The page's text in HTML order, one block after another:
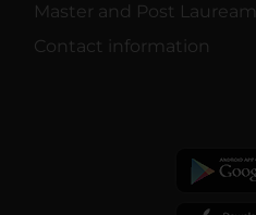
Master and Post Lauream
Contact information